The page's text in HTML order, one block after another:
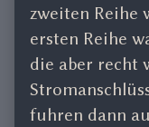
zweiten Reihe
ersten Reihe
die aber recht
fuhren dann